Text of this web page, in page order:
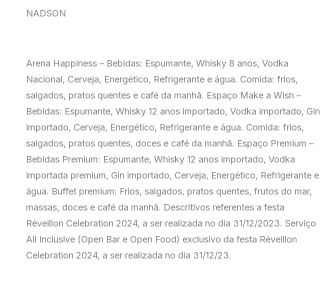
NADSON
Arena Happiness – Bebidas: Espumante, Whisky 8 anos, Vodka
Nacional, Cerveja, Energético, Refrigerante e água. Comida: frios,
salgados, pratos quentes e café da manhã. Espaço Make a Wish –
Bebidas: Espumante, Whisky 12 anos importado, Vodka importado, Gin
importado, Cerveja, Energético, Refrigerante e água. Comida: frios,
salgados, pratos quentes, doces e café da manhã. Espaço Premium –
Bebidas Premium: Espumante, Whisky 12 anos importado, Vodka
importada premium, Gin importado, Cerveja, Energético, Refrigerante e
água. Buffet premium: Frios, salgados, pratos quentes, frutos do mar,
massas, doces e café da manhã. Descritivos referentes a festa
Réveillon Celebration 2024, a ser realizada no dia 31/12/2023. Serviço
All Inclusive (Open Bar e Open Food) exclusivo da festa Réveillon
Celebration 2024, a ser realizada no dia 31/12/23.